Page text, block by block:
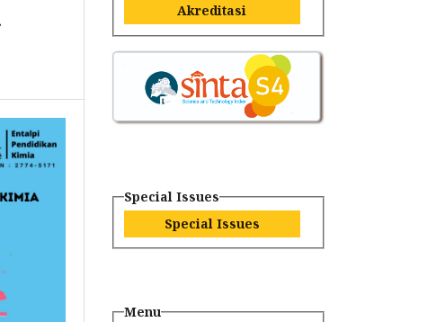
Akreditasi
Special Issues
Special Issues
Menu